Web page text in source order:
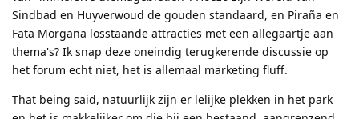
Sindbad en Huyverwoud de gouden standaard, en Piraña en
Fata Morgana losstaande attracties met een allegaartje aan
thema's? Ik snap deze oneindig terugkerende discussie op
het forum echt niet, het is allemaal marketing fluff.
That being said, natuurlijk zijn er lelijke plekken in het park